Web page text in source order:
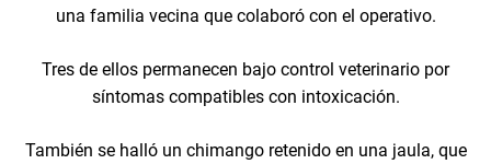
una familia vecina que colaboró con el operativo.
Tres de ellos permanecen bajo control veterinario por
síntomas compatibles con intoxicación.
También se halló un chimango retenido en una jaula, que